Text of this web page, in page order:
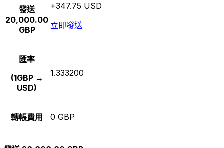
發送
20,000.00
GBP
+347.75 USD
立即發送
匯率
(1GBP →
USD)
1.333200
轉帳費用 0 GBP